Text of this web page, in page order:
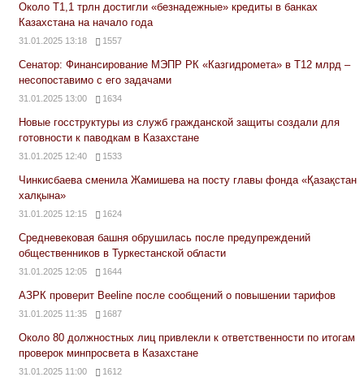
Около Т1,1 трлн достигли «безнадежные» кредиты в банках
Казахстана на начало года
31.01.2025 13:18 1557
Сенатор: Финансирование МЭПР РК «Казгидромета» в Т12 млрд –
несопоставимо с его задачами
31.01.2025 13:00 1634
Новые госструктуры из служб гражданской защиты создали для
готовности к паводкам в Казахстане
31.01.2025 12:40 1533
Чинкисбаева сменила Жамишева на посту главы фонда «Қазақстан
халқына»
31.01.2025 12:15 1624
Средневековая башня обрушилась после предупреждений
общественников в Туркестанской области
31.01.2025 12:05 1644
АЗРК проверит Beeline после сообщений о повышении тарифов
31.01.2025 11:35 1687
Около 80 должностных лиц привлекли к ответственности по итогам
проверок минпросвета в Казахстане
31.01.2025 11:00 1612